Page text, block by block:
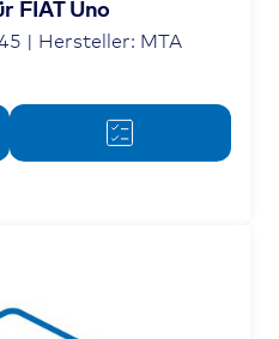
FIAT Uno
| Hersteller: MTA